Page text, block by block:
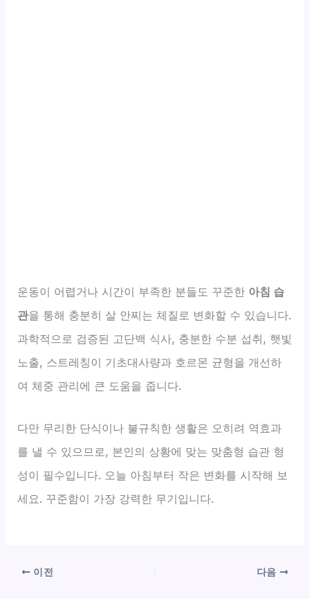
운동이 어렵거나 시간이 부족한 분들도 꾸준한 아침 습
관을 통해 충분히 살 안찌는 체질로 변화할 수 있습니다.
과학적으로 검증된 고단백 식사, 충분한 수분 섭취, 햇빛
노출, 스트레칭이 기초대사량과 호르몬 균형을 개선하
여 체중 관리에 큰 도움을 줍니다.
다만 무리한 단식이나 불규칙한 생활은 오히려 역효과
를 낼 수 있으므로, 본인의 상황에 맞는 맞춤형 습관 형
성이 필수입니다. 오늘 아침부터 작은 변화를 시작해 보
세요. 꾸준함이 가장 강력한 무기입니다.
이전 다음